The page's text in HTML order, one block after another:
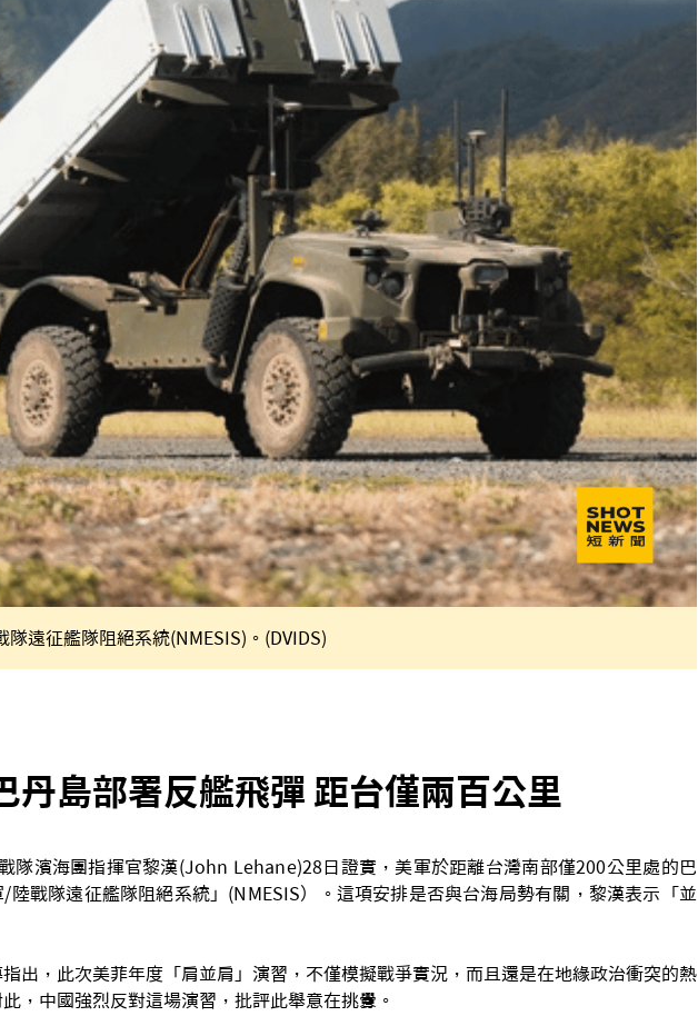
隊遠征艦隊阻絕系統(NMESIS)。(DVIDS)
丹島部署反艦飛彈 距台僅兩百公里
隊濱海團指揮官黎漢(John Lehane)28日證實，美軍於距離台灣南部僅200公里處的巴
陸戰隊遠征艦隊阻絕系統」(NMESIS）。這項安排是否與台海局勢有關，黎漢表示「並
指出，此次美菲年度「肩並肩」演習，不僅模擬戰爭實況，而且還是在地緣政治衝突的熱
，中國強烈反對這場演習，批評此舉意在挑釁。